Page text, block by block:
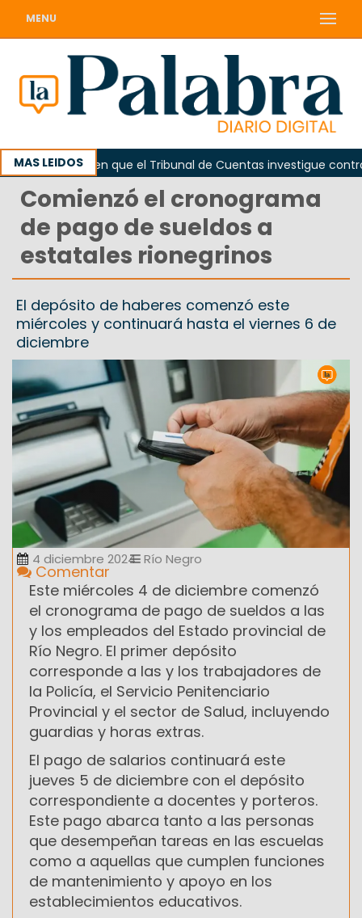
MENU
MAS LEIDOSPiden que el Tribunal de Cuentas investigue
Comienzó el cronograma
de pago de sueldos a
estatales rionegrinos
El depósito de haberes comenzó este
miércoles y continuará hasta el viernes 6 de
diciembre
4 diciembre 2024 Río Negro
Comentar
Este miércoles 4 de diciembre comenzó
el cronograma de pago de sueldos a las
y los empleados del Estado provincial de
Río Negro. El primer depósito
corresponde a las y los trabajadores de
la Policía, el Servicio Penitenciario
Provincial y el sector de Salud, incluyendo
guardias y horas extras.
El pago de salarios continuará este
jueves 5 de diciembre con el depósito
correspondiente a docentes y porteros.
Este pago abarca tanto a las personas
que desempeñan tareas en las escuelas
como a aquellas que cumplen funciones
de mantenimiento y apoyo en los
establecimientos educativos.